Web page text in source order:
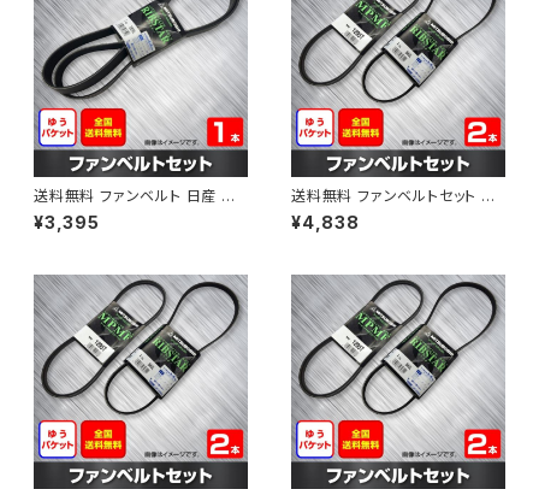
送料無料 ファンベルト 日産 エ
クストレイル 型式DNT31 H20.
09～H24.03 （国内トップメー
¥3,395
送料無料 ファンベルトセット 日
産 エルグランド 型式ME51 H1
9.10～ （国内トップメーカー） 2
¥4,838